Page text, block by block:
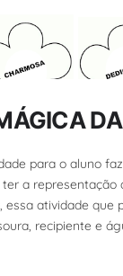
para o aluno
a representação
essa atividade que
recipiente e